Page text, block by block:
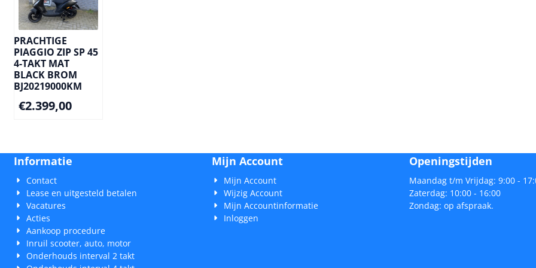
PRACHTIGE
PIAGGIO ZIP SP 45
4-TAKT MAT
BLACK BROM
BJ20219000KM
€2.399,00
Informatie
Contact
Lease en uitgesteld betalen
Vacatures
Acties
Aankoop procedure
Inruil scooter, auto, motor
Onderhouds interval 2 takt
Mijn Account
Mijn Account
Wijzig Account
Mijn Accountinformatie
Inloggen
Openingstijden
Maandag t/m Vrijdag: 9:00 -
Zaterdag: 10:00 - 16:00
Zondag: op afspraak.